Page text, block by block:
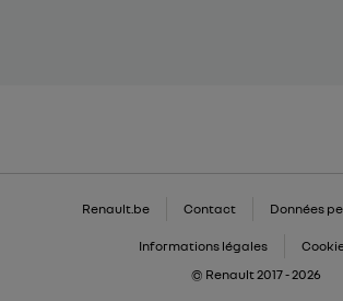
Renault.be Contact Données
Informations légales
© Renault 2017 - 2026